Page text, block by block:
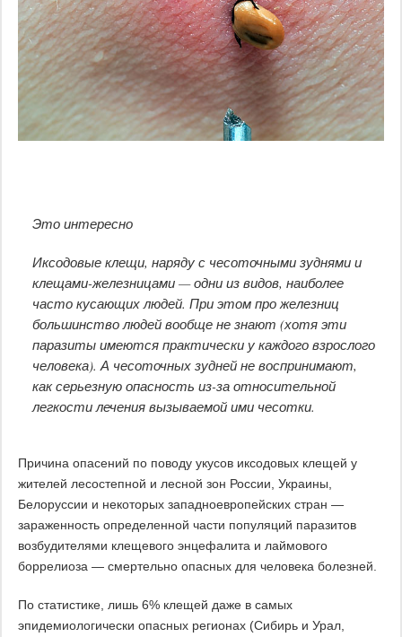
Это интересно
Иксодовые клещи, наряду с чесоточными зуднями и
клещами-железницами — одни из видов, наиболее
часто кусающих людей. При этом про железниц
большинство людей вообще не знают (хотя эти
паразиты имеются практически у каждого взрослого
человека). А чесоточных зудней не воспринимают,
как серьезную опасность из-за относительной
легкости лечения вызываемой ими чесотки.
Причина опасений по поводу укусов иксодовых клещей у
жителей лесостепной и лесной зон России, Украины,
Белоруссии и некоторых западноевропейских стран —
зараженность определенной части популяций паразитов
возбудителями клещевого энцефалита и лаймового
боррелиоза — смертельно опасных для человека болезней.
По статистике, лишь 6% клещей даже в самых
эпидемиологически опасных регионах (Сибирь и Урал,